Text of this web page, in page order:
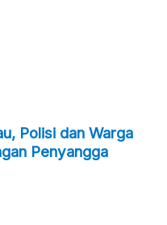
Polisi dan Warga
Penyangga